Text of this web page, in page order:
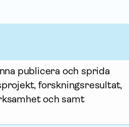
publicera och sprida
forskningsresultat,
och samt